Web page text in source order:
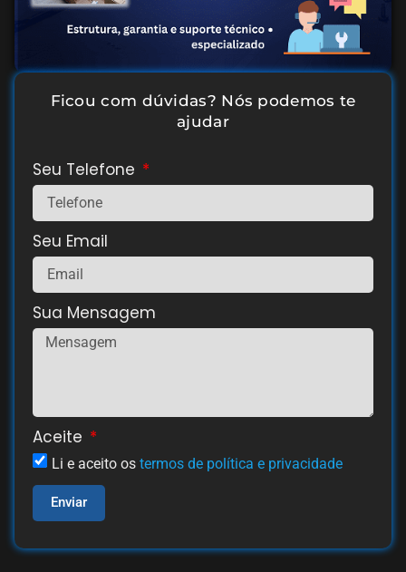
Ficou com dúvidas? Nós podemos te
ajudar
Seu Telefone
Seu Email
Sua Mensagem
Aceite
Li e aceito os termos de política e privacidade
Enviar